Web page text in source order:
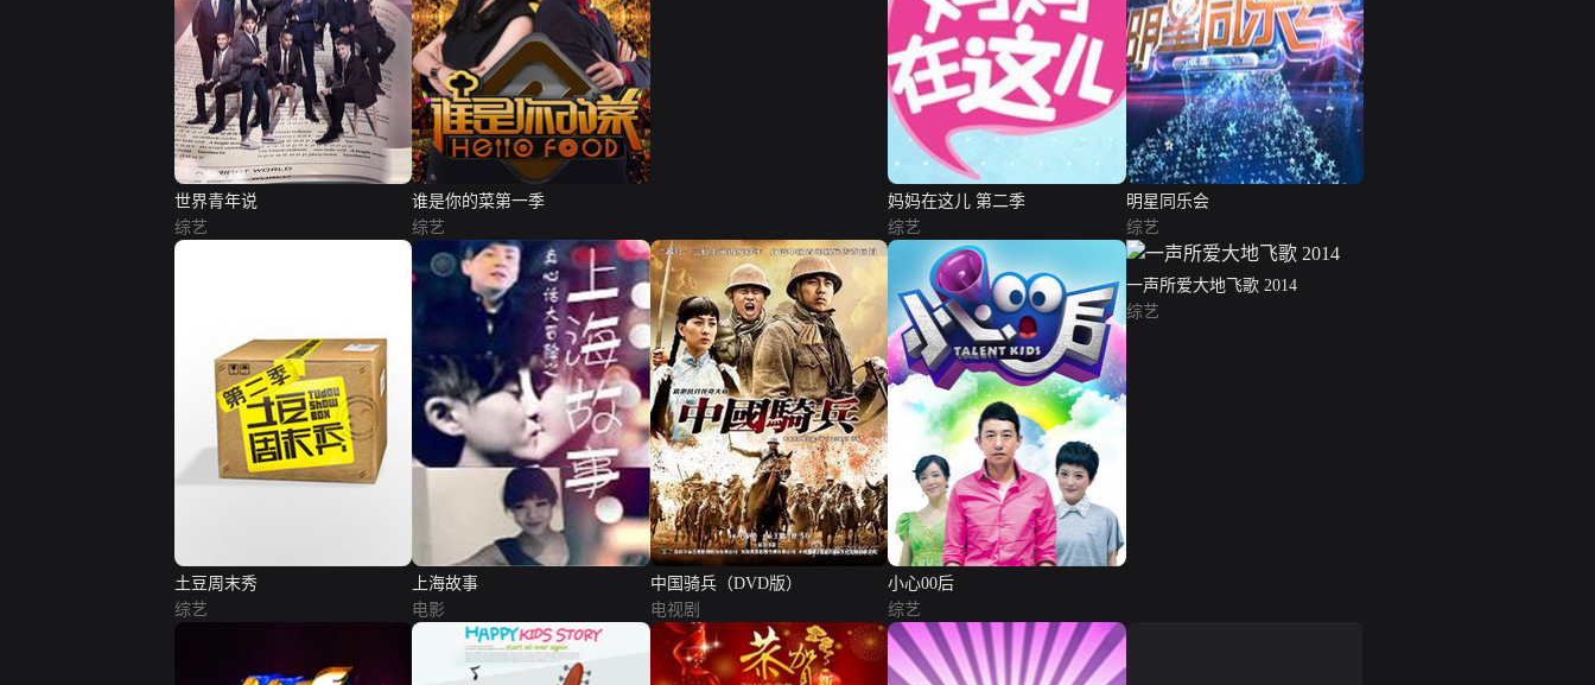
世界青年说
综艺
谁是你的菜第一季
综艺
妈妈在这儿 第二季
综艺
明星同乐会
综艺
土豆周末秀
综艺
上海故事
电影
中国骑兵（DVD版）
电视剧
小心00后
综艺
一声所爱大地飞歌 2014
综艺